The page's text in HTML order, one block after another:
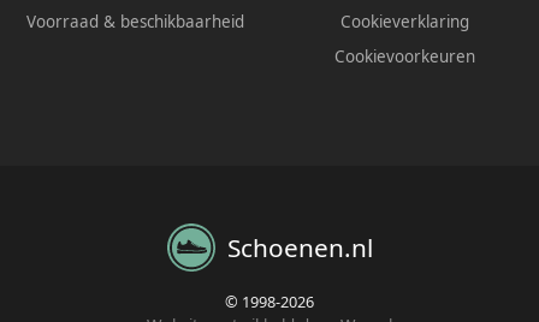
Voorraad & beschikbaarheid
Cookieverklaring
Cookievoorkeuren
Schoenen.nl
© 1998-2026